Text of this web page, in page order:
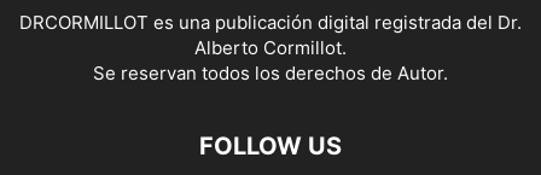
DRCORMILLOT es una publicación digital registrada del Dr.
Alberto Cormillot.
Se reservan todos los derechos de Autor.
FOLLOW US